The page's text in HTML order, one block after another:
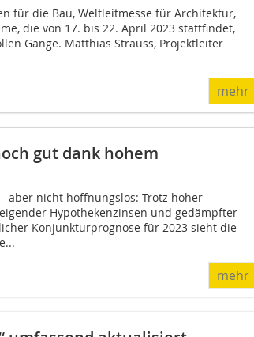
für die Bau, Weltleitmesse für Architektur,
die von 17. bis 22. April 2023 stattfindet,
Gange. Matthias Strauss, Projektleiter
mehr
gut dank hohem
aber nicht hoffnungslos: Trotz hoher
Hypothekenzinsen und gedämpfter
Konjunkturprognose für 2023 sieht die
mehr